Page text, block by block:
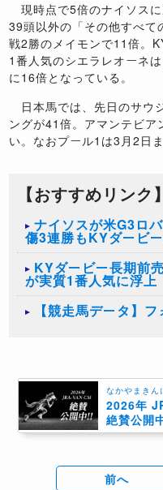
現時点で5倍のナイソス
39頭以外の「その他すべて
戦2勝のメイモンで11倍。
1番人気のシエラレオーネ
に16倍となっている。
日本馬では、先日のサウ
ングが41倍。アマンテビア
い。なおプール1は3月2日
【おすすめリンク】
ナイソスが米G3ロ
傷3連勝もKYダービ
KYダービー長期前
が実質1番人気に浮上
【競走馬データ】
なかやまきん
2026年
絶賛公開
前へ